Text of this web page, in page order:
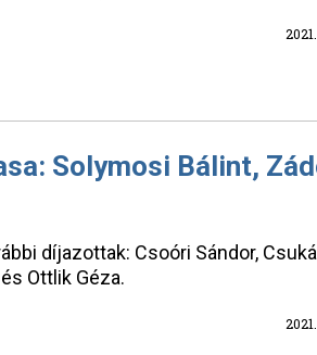
Solymosi Bálint,
díjazottak: Csoóri Sándor,
Ottlik Géza.